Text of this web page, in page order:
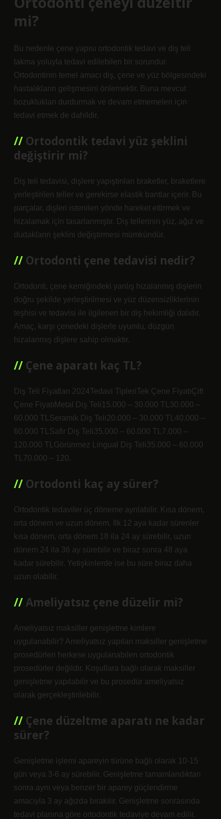
mi?
Bu nedenle çene yapısı ortodontik tedavi ve diş teli
takma yoluyla tedavi edilebilen bir sorundur.
Ortodontinin temel amacı diş, çene ve yüz bölgesindeki
hastalıkların gelişmesini önlemektir. Buna mevcut
bozuklukları durdurmak ve devam etmemeleri için
tedavi etmek de dahildir.
Ortodontik tedavi yüz şeklini
değiştirir mi?
Diş teli tedavisi, dişlere yapıştırılan braketler, braketlere
yerleştirilen teller ve gerekirse elastik bantlar içerir. Bu
parçalar, dişleri istenilen yönde hareket ettirmek ve
hizalamak için tasarlanmıştır. Diş tellerinin yüz, ağız ve
dudakların şeklini değiştirmesi mümkündür.
Ortodonti çene tedavisi nedir?
Ortodonti, çene kemiğindeki yanlış hizalanmış dişlerin
doğru şekilde yerleştirilmesi ve yüz düzensizliklerinin
teşhisi ve tedavisi ile ilgilenen bir diş hekimliği dalıdır.
Amaç, karşı çenedeki dişlerle uyumlu, düzgün
hizalanmış dişlere sahip olmaktır.
Çene aparatı kaç TL?
Diş Teli Fiyatları 2024Tedavi TipleriTek Çene FiyatıÇift
Çene FiyatıMetal Diş Teli15.000 – 30.000 TL30.000 –
60.000 TLSeramik Diş Teli20.000 – 30.000 TL40.000 –
60.000 TLSafir Diş Teli35.000 – 60.000 TL7.000 –
120.000 TLGörünmez Lingual Diş Teli35.000 – 60.000
TL70.000 – 120.
Ortodonti kaç ay sürer?
Ortodontik tedaviler üç döneme ayrılabilir. Kısa dönem,
orta dönem ve uzun dönem. İlk 12 aya kadar sürenler
kısa dönem, orta dönem 18 ila 24 ay sürebilir, uzun
dönem 24 ila 36 ay sürebilir ve biraz sonra 48 aya
kadar sürebilir. Yetişkinlerde ise bu süre biraz daha
uzun olabilir.
Ameliyatsız çene düzelir mi?
Ameliyatsız maksiller genişletme kimlere
uygulanabilir? Ameliyatsız yapılan maksiller genişletme
prosedürleri herkese uygulanabilen ortodontik
prosedürler değildir. Koşullara bağlı olarak maksiller
genişletme yapılabilir ve bu prosedür ameliyatsız
olarak gerçekleştirilebilir.
Çene düzeltme aparatı ne kadar
sürer?
Genişletme işlemi apareyin türüne bağlı olarak 10-15
gün veya 3-6 ay sürebilir. Genişletme tamamlandıktan
sonra aynı veya benzer bir aparey güçlendirme
amacıyla 3 ay ağızda bırakılır. Genişletme sonrasında
tedavi planına göre ortodontik tedaviye devam edilir.